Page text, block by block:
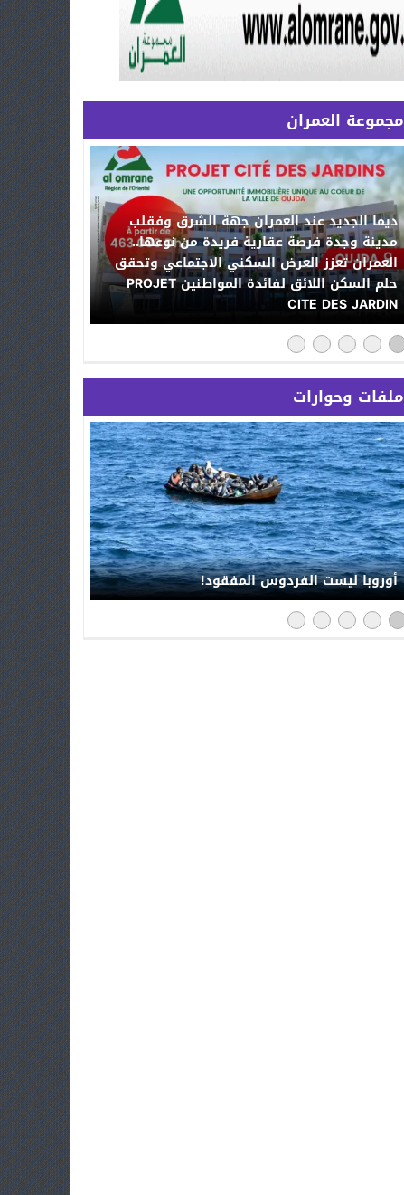
مجموعة العمران
ديما الجديد عند العمران جهة الشرق وفقلب
مدينة وجدة فرصة عقارية فريدة من نوعها..
العمران تعزز العرض السكني الاجتماعي وتحقق
حلم السكن اللائق لفائدة المواطنين PROJET
CITE DES JARDIN
ملفات وحوارات
أوروبا ليست الفردوس المفقود!